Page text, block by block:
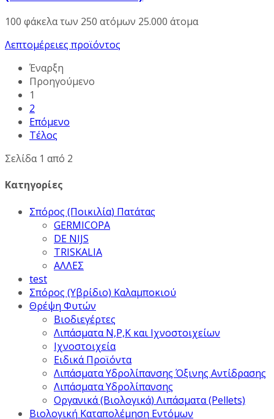
100 φάκελα των 250 ατόμων 25.000 άτομα
Λεπτομέρειες προϊόντος
Έναρξη
Προηγούμενο
1
2
Επόμενο
Τέλος
Σελίδα 1 από 2
Κατηγορίες
Σπόρος (Ποικιλία) Πατάτας
GERMICOPA
DE NIJS
TRISKALIA
ΑΛΛΕΣ
test
Σπόρος (Υβρίδιο) Καλαμποκιού
Θρέψη Φυτών
Βιοδιεγέρτες
Λιπάσματα Ν,Ρ,Κ και Ιχνοστοιχείων
Ιχνοστοιχεία
Ειδικά Προϊόντα
Λιπάσματα Υδρολίπανσης Όξινης Αντίδρασης
Λιπάσματα Υδρολίπανσης
Οργανικά (Βιολογικά) Λιπάσματα (Pellets)
Βιολογική Καταπολέμηση Εντόμων